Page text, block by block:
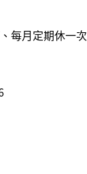
每月定期休一次